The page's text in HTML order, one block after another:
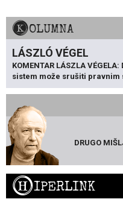
KOLUMNA
LÁSZLÓ VÉGEL
KOMENTAR LÁSZLA
sistem može srušiti pravnim
DRUGO
HIPERLINK